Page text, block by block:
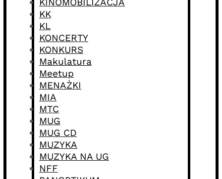
KK
KL
KONCERTY
KONKURS
Makulatura
Meetup
MENAŻKI
MIA
MTC
MUG
MUG CD
MUZYKA
MUZYKA NA UG
NFF